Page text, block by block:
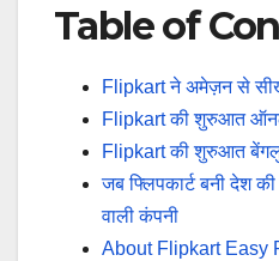
Table of
Flipkart ने अमेज़न से
Flipkart की शुरुआत
Flipkart की शुरुआत
जब फ्लिपकार्ट बनी देश
वाली कंपनी
About Flipkart Easy